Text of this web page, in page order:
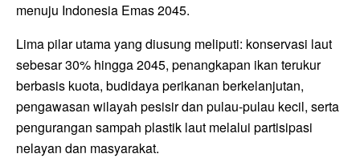
menuju Indonesia Emas 2045.
Lima pilar utama yang diusung meliputi: konservasi laut
sebesar 30% hingga 2045, penangkapan ikan terukur
berbasis kuota, budidaya perikanan berkelanjutan,
pengawasan wilayah pesisir dan pulau-pulau kecil, serta
pengurangan sampah plastik laut melalui partisipasi
nelayan dan masyarakat.